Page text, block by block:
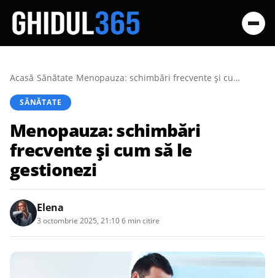
Acasă/Sănătate/ Menopauza: schimbări frecvente și cum să le gestionezi
SĂNĂTATE
Menopauza: schimbări
frecvente și cum să le
gestionezi
Elena
3 octombrie 2025, 21:106 min citire